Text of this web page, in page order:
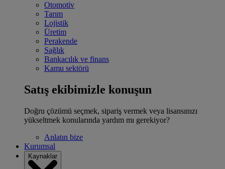
Otomotiv
Tarım
Lojistik
Üretim
Perakende
Sağlık
Bankacılık ve finans
Kamu sektörü
Satış ekibimizle konuşun
Doğru çözümü seçmek, sipariş vermek veya lisansınızı
yükseltmek konularında yardım mı gerekiyor?
Anlatın bize
Kurumsal
Kaynaklar